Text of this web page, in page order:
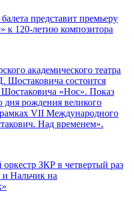
представит премьеру
к 120-летию композитора
академического театра
Шостаковича состоится
«Нос». Показ
дня рождения великого
VII Международного
Над временем».
ЗКР в четвертый раз
и Нальчик на